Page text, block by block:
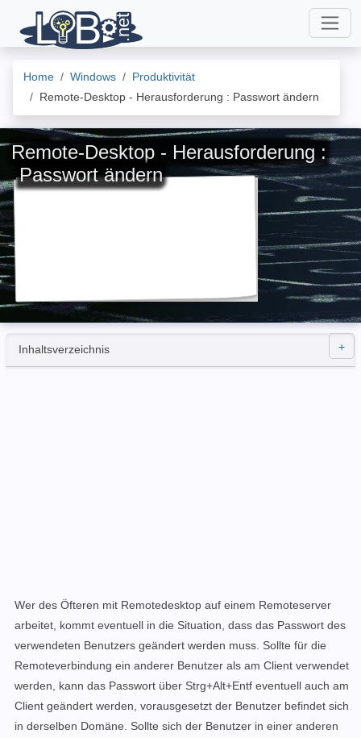
Home Windows
Produktivität
Remote-Desktop - Herausforderung : Passwort ändern
Remote-Desktop - Herausforderung :
Passwort ändern
Inhaltsverzeichnis
Wer des Öfteren mit Remotedesktop auf einem Remoteserver
arbeitet, kommt eventuell in die Situation, dass das Passwort des
verwendeten Benutzers geändert werden muss. Sollte für die
Remoteverbindung ein anderer Benutzer als am Client verwendet
werden, kann das Passwort über Strg+Alt+Entf eventuell auch am
Client geändert werden, vorausgesetzt der Benutzer befindet sich
in derselben Domäne. Sollte sich der Benutzer in einer anderen